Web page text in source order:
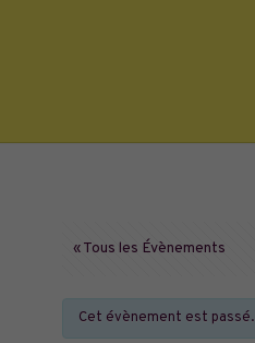
« Tous les Évènements
Cet évènement est passé.